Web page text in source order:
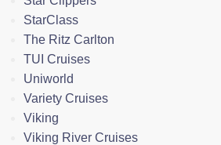
StarClass
The Ritz Carlton
TUI Cruises
Uniworld
Variety Cruises
Viking
Viking River Cruises